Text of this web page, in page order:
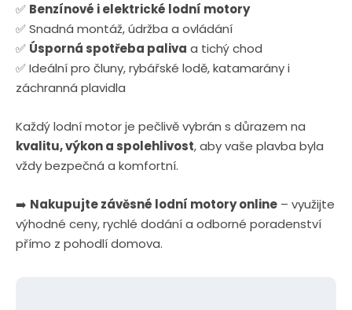
✅ Benzínové i elektrické lodní motory
✅ Snadná montáž, údržba a ovládání
✅ Úsporná spotřeba paliva a tichý chod
✅ Ideální pro čluny, rybářské lodě, katamarány i
záchranná plavidla
Každý lodní motor je pečlivě vybrán s důrazem na
kvalitu, výkon a spolehlivost, aby vaše plavba byla
vždy bezpečná a komfortní.
➡️ Nakupujte závěsné lodní motory online– využijte
výhodné ceny, rychlé dodání a odborné poradenství
přímo z pohodlí domova.